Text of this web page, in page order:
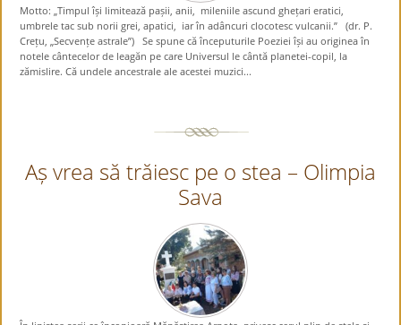
Motto: „Timpul își limitează pașii, anii, mileniile ascund ghețari eratici,
umbrele tac sub norii grei, apatici, iar în adâncuri clocotesc vulcanii.” (dr. P.
Crețu, „Secvențe astrale”) Se spune că începuturile Poeziei își au originea în
notele cântecelor de leagăn pe care Universul le cântă planetei-copil, la
zămislire. Că undele ancestrale ale acestei muzici...
Aș vrea să trăiesc pe o stea – Olimpia
Sava